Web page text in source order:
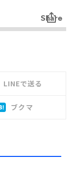
LINEで送る
ブクマ